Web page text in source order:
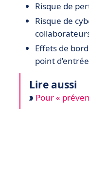
Risque de
Risque de
Effets de
point
Lire aussi
Pour «